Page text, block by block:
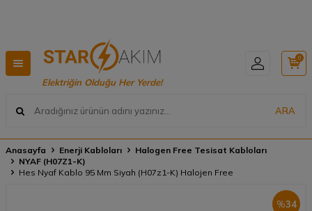
Elektriğin Olduğu Her Yerde!
ARA
0
Anasayfa Enerji Kabloları
Halogen Free Tesisat Kabloları
NYAF (H07Z1-K)
Hes Nyaf Kablo 95 Mm Siyah (H07z1-K) Halojen Free
%34